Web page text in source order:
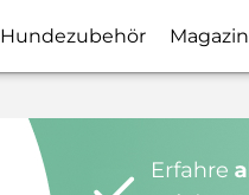
Hundezubehör Magazin